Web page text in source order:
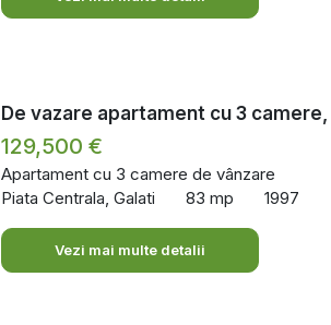
De vazare apartament cu 3 camere,
129,500 €
Apartament cu 3 camere de vânzare
Piata Centrala, Galati
83 mp 1997
Vezi mai multe detalii